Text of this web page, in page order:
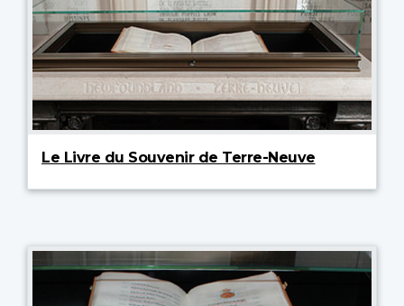
Le Livre du Souvenir de Terre-Neuve